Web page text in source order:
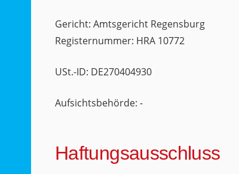
Gericht: Amtsgericht Regensburg
Registernummer: HRA 10772
USt.-ID: DE270404930
Aufsichtsbehörde: -
Haftungsausschluss